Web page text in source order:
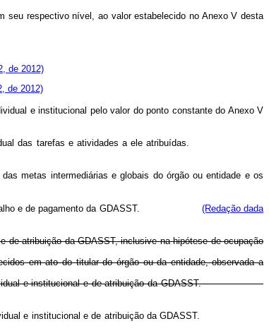
seu respectivo nível, ao valor estabelecido no Anexo V desta
de 2012)
de 2012)
e institucional pelo valor do ponto constante do Anexo V
individual das tarefas e atividades a ele atribuídas.
metas intermediárias e globais do órgão ou entidade e os
e de pagamento da GDASST.
(Redação dada
atribuição da GDASST, inclusive na hipótese de ocupação
em ato do titular do órgão ou da entidade, observada a
individual e institucional e de atribuição da GDASST.
individual e institucional e de atribuição da GDASST.